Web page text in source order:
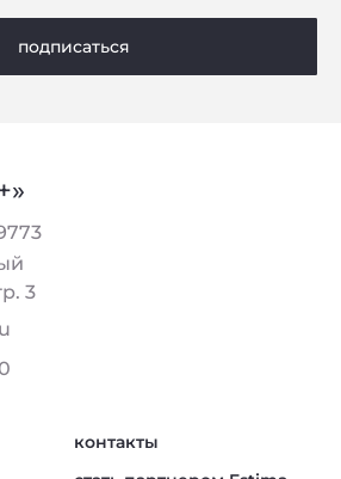
подписаться
3
контакты